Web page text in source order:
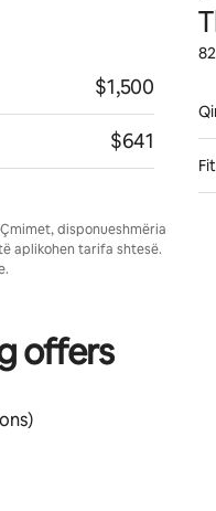
$1,500
$641
disponueshmëria
aplikohen tarifa shtesë.
offers